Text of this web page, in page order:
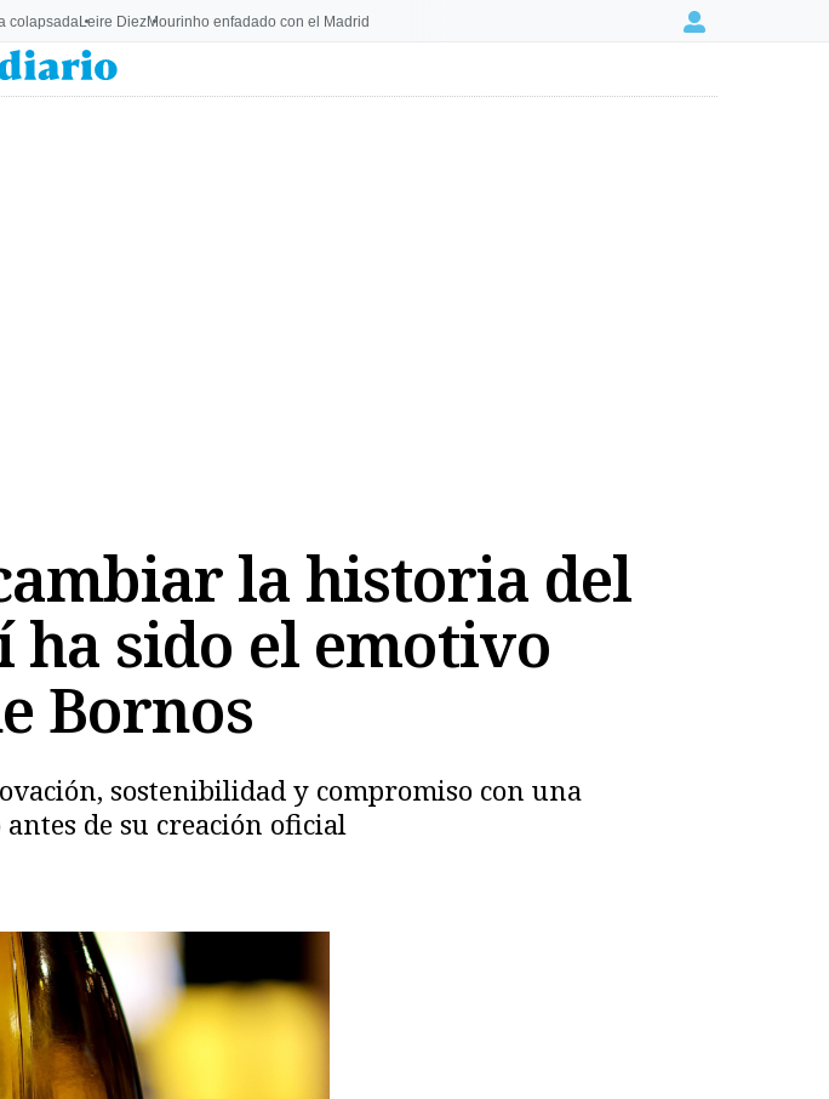
colapsadaLeire DiezMourinho enfadado con el Madrid Login
la historia del
ha sido el emotivo
Bornos
sostenibilidad y compromiso con una
de su creación oficial